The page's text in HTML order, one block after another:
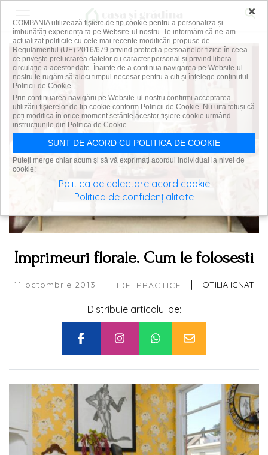
Imprimeuri florale. Cum le folosesti
11 octombrie 2013 | IDEI PRACTICE | OTILIA IGNAT
Distribuie articolul pe:
×
COMPANIA utilizează fişiere de tip cookie pentru a personaliza și
îmbunătăți experiența ta pe Website-ul nostru. Te informăm că ne-am
actualizat politicile cu cele mai recente modificări propuse de
Regulamentul (UE) 2016/679 privind protecția persoanelor fizice în ceea
ce privește prelucrarea datelor cu caracter personal și privind libera
circulație a acestor date. Înainte de a continua navigarea pe Website-ul
nostru te rugăm să aloci timpul necesar pentru a citi și înțelege conținutul
Politicii de Cookie.
Prin continuarea navigării pe Website-ul nostru confirmi acceptarea
utilizării fişierelor de tip cookie conform Politicii de Cookie. Nu uita totuși că
poți modifica în orice moment setările acestor fişiere cookie urmând
instrucțiunile din Politica de Cookie.
SUNT DE ACORD CU POLITICA DE COOKIE
Puteți merge chiar acum și să vă exprimați acordul individual la nivel de
cookie:
Politica de colectare acord cookie
Politica de confidențialitate